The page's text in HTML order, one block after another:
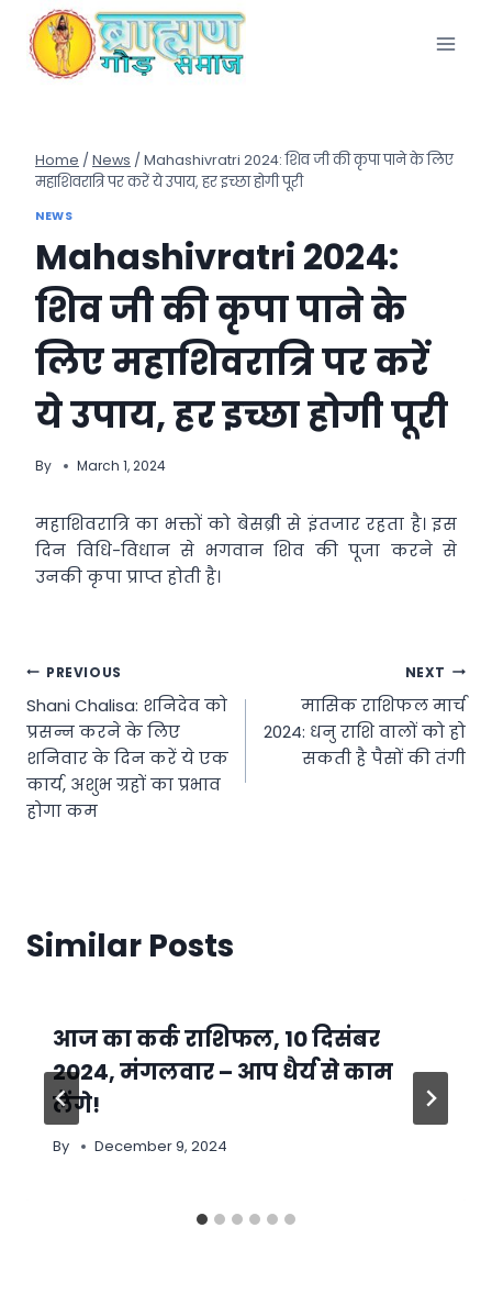
content
Home / News / Mahashivratri 2024: शिव जी की कृपा पाने के लिए
महाशिवरात्रि पर करें ये उपाय, हर इच्छा होगी पूरी
NEWS
Mahashivratri 2024:
शिव जी की कृपा पाने के
लिए महाशिवरात्रि पर करें
ये उपाय, हर इच्छा होगी पूरी
By March 1, 2024
महाशिवरात्रि का भक्तों को बेसब्री से इंतजार रहता है। इस
दिन विधि-विधान से भगवान शिव की पूजा करने से
उनकी कृपा प्राप्त होती है।
Post
navigation
PREVIOUS
Shani Chalisa: शनिदेव को
प्रसन्न करने के लिए
शनिवार के दिन करें ये एक
कार्य, अशुभ ग्रहों का प्रभाव
होगा कम
NEXT
मासिक राशिफल मार्च
2024: धनु राशि वालों को हो
सकती है पैसों की तंगी
Similar Posts
आज का कर्क राशिफल, 10 दिसंबर
2024, मंगलवार – आप धैर्य से काम
लेंगे!
By December 9, 2024